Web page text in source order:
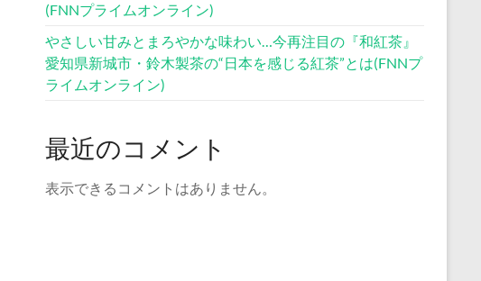
(FNNプライムオンライン)
やさしい甘みとまろやかな味わい…今再注目の『和紅茶』
愛知県新城市・鈴木製茶の“日本を感じる紅茶”とは(FNNプ
ライムオンライン)
最近のコメント
表示できるコメントはありません。